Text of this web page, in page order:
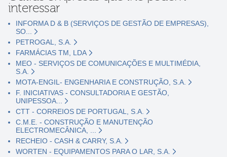
interessar
INFORMA D & B (SERVIÇOS DE GESTÃO DE EMPRESAS),
SO...
PETROGAL, S.A.
FARMÁCIAS TM, LDA
MEO - SERVIÇOS DE COMUNICAÇÕES E MULTIMÉDIA,
S.A.
MOTA-ENGIL- ENGENHARIA E CONSTRUÇÃO, S.A.
F. INICIATIVAS - CONSULTADORIA E GESTÃO,
UNIPESSOA...
CTT - CORREIOS DE PORTUGAL, S.A.
C.M.E. - CONSTRUÇÃO E MANUTENÇÃO
ELECTROMECÂNICA, ...
RECHEIO - CASH & CARRY, S.A.
WORTEN - EQUIPAMENTOS PARA O LAR, S.A.